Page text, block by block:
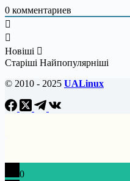
0 комментариев
Новіші
Старіші Найпопулярніші
© 2010 - 2025 UALinux
0